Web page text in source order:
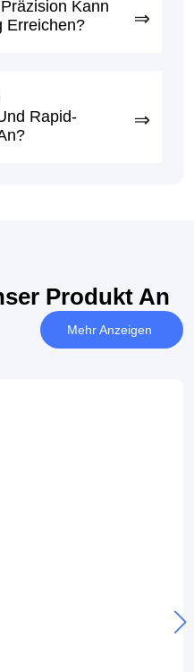
Kann
Erreichen?
Rapid-
Produkt An
Mehr Anzeigen